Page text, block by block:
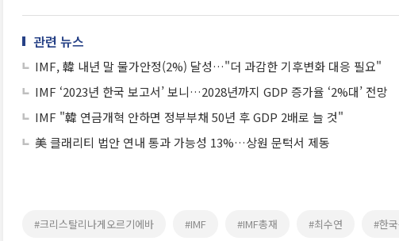
관련 뉴스
IMF, 韓 내년 말 물가안정(2%) 달성…"더 과감한 기후변화 대응 필요"
IMF ‘2023년 한국 보고서’ 보니…2028년까지 GDP 증가율 ‘2%대’ 전망
IMF "韓 연금개혁 안하면 정부부채 50년 후 GDP 2배로 늘 것"
美 클래리티 법안 연내 통과 가능성 13%…상원 문턱서 제동
#크리스탈리나게오르기에바 #IMF #IMF총재 #최수연 #한